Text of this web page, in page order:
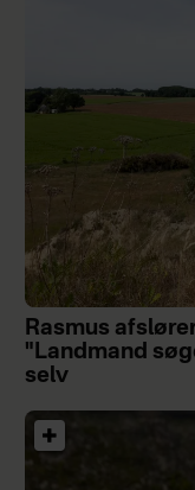
Rasmus
"Landmand
selv